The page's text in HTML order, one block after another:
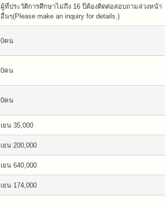
ผู้ที่ประวัติการศึกษาไม่ถึง 16 ปีต้องติดต่อสอบถามล่วงหน้า
อื่นๆ(Please make an inquiry for details.)
0คน
0คน
0คน
เยน 35,000
เยน 200,000
เยน 640,000
เยน 174,000